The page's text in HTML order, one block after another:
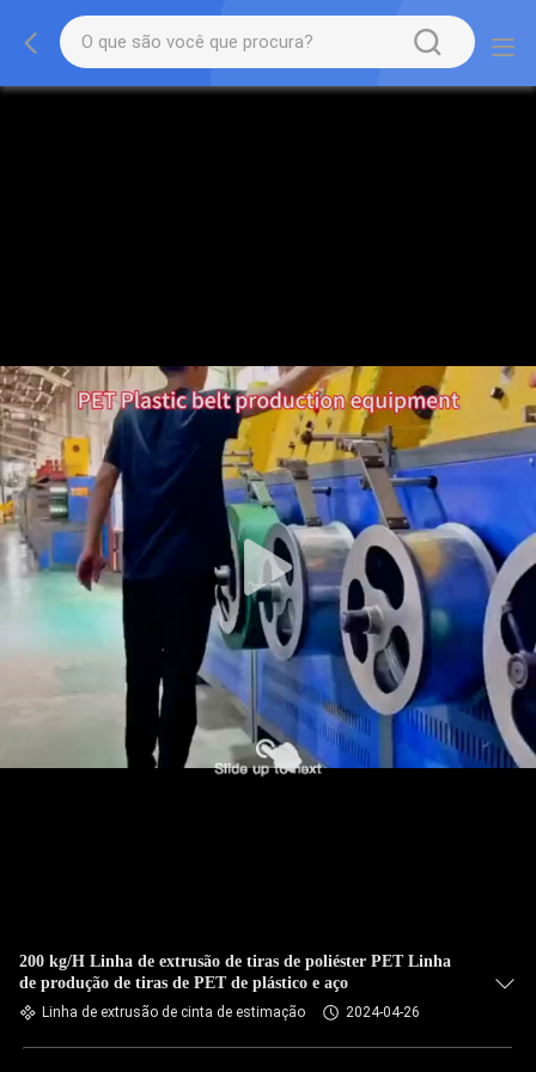
200 kg/H Linha de extrusão de tiras de poliéster PET Linha
de produção de tiras de PET de plástico e aço
Linha de extrusão de cinta de estimação 2024-04-26